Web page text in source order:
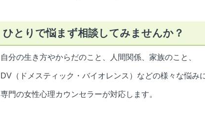
ひとりで悩まず相談してみませんか？
自分の生き方やからだのこと、人間関係、家族のこと、
DV（ドメスティック・バイオレンス）などの様々な悩み
専門の女性心理カウンセラーが対応します。